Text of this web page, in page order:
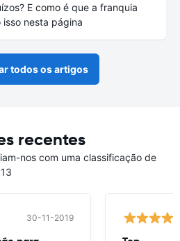
E como é que a franquia
nesta página
todos os artigos
recentes
nos com uma classificação de
30-11-2019